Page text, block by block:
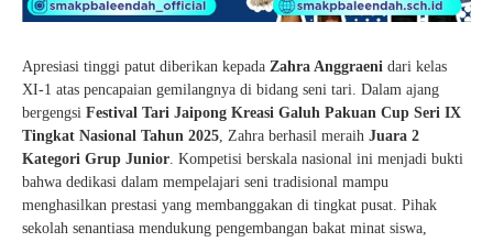
Apresiasi tinggi patut diberikan kepada Zahra Anggraeni dari kelas
XI-1 atas pencapaian gemilangnya di bidang seni tari. Dalam ajang
bergengsi Festival Tari Jaipong Kreasi Galuh Pakuan Cup Seri IX
Tingkat Nasional Tahun 2025, Zahra berhasil meraih Juara 2
Kategori Grup Junior. Kompetisi berskala nasional ini menjadi bukti
bahwa dedikasi dalam mempelajari seni tradisional mampu
menghasilkan prestasi yang membanggakan di tingkat pusat. Pihak
sekolah senantiasa mendukung pengembangan bakat minat siswa,